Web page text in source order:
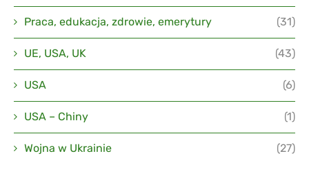
Praca, edukacja, zdrowie, emerytury (31)
UE, USA, UK (43)
USA (6)
USA – Chiny (1)
Wojna w Ukrainie (27)